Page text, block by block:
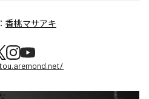
香桃マサアキ